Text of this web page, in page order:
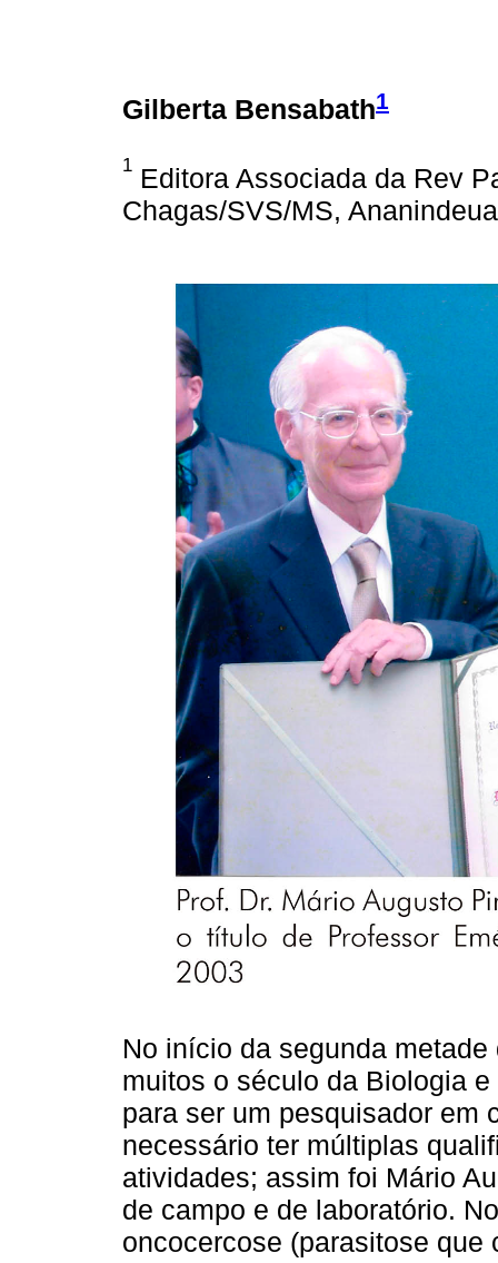
Gilberta Bensabath1
1 Editora Associada da Rev
Chagas/SVS/MS,
No início da segunda
muitos o século da Biologia
para ser um pesquisador em
necessário ter múltiplas
atividades; assim foi Mário
de campo e de laboratório.
oncocercose (parasitose